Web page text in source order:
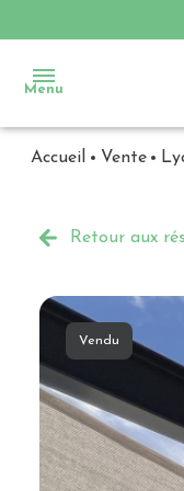
Menu
Ventes
Immobilier
d'entreprise
Notre
agence
Accueil Vente
Retour aux
Vendu